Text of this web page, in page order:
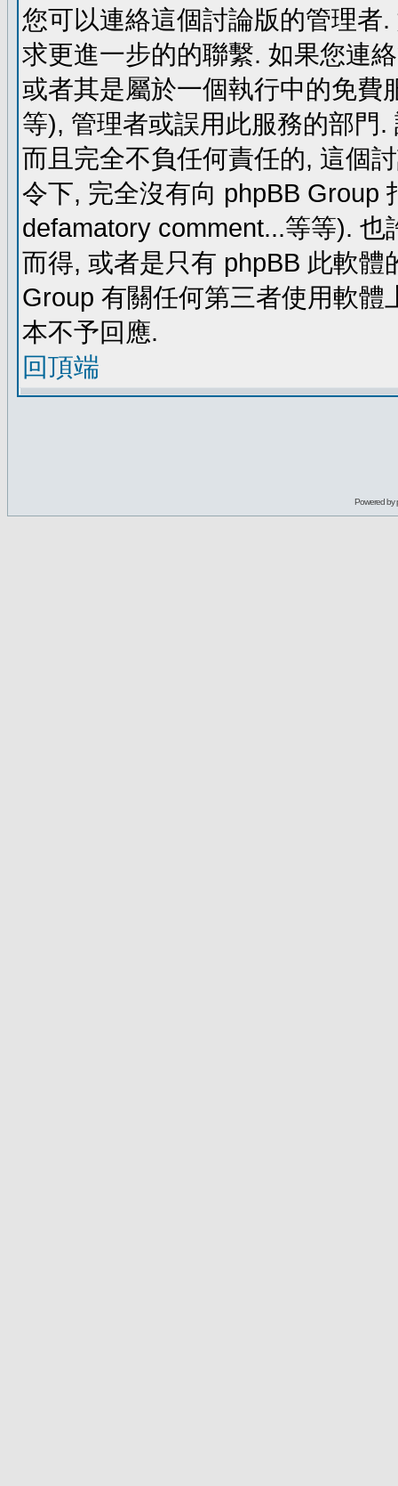
您可以連絡這個討論版的管理者
求更進一步的的聯繫. 如果您連
或者其是屬於一個執行中的免費
等), 管理者或誤用此服務的部門
而且完全不負任何責任的, 這個
令下, 完全沒有向 phpBB Group
defamatory comment...等等).
而得, 或者是只有 phpBB 此軟
Group 有關任何第三者使用軟
本不予回應.
回頂端
Powered by